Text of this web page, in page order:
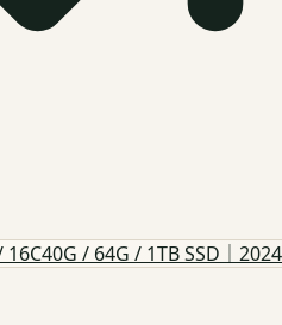
/ 64G / 1TB SSD｜2024